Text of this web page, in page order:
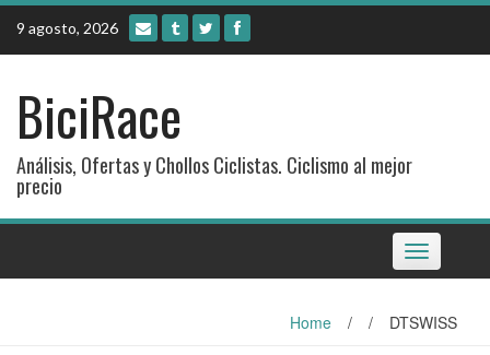
Skip
content
9 agosto, 2026
BiciRace
Análisis, Ofertas y Chollos Ciclistas. Ciclismo al mejor
precio
Toggle
navigation
Home / / DTSWISS